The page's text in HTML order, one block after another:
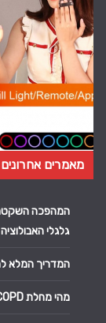
מאמרים אחרונים
המהפכה השקטה
גלגלי האבולוציה
המדריך המלא
מהי מחלת COPD וכיצד ניתן לשפר את איכות החיים?